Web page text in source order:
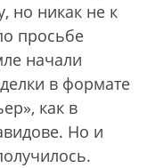
но никак не к
просьбе
начали
в формате
как в
Но и